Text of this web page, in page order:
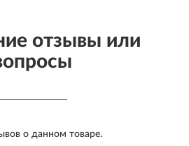
отзывы или
о данном товаре.